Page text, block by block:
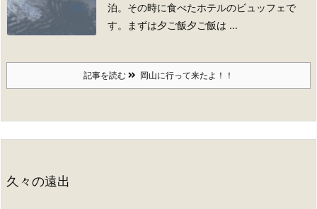
泊。その時に食べたホテルのビュッフェで
す。
まずは夕ご飯夕ご飯は ...
記事を読む 岡山に行って来たよ！！
久々の遠出